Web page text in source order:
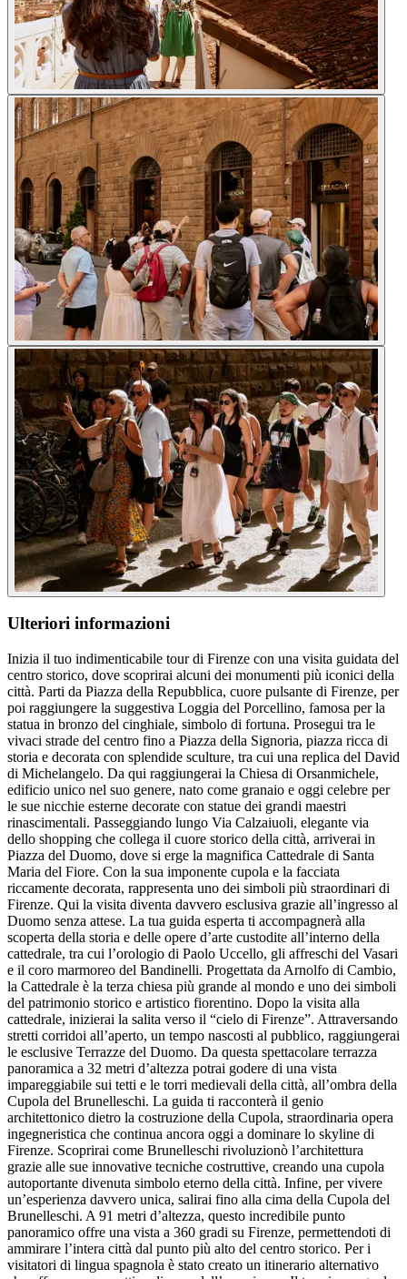
Ulteriori informazioni
Inizia il tuo indimenticabile tour di Firenze con una visita guidata del
centro storico, dove scoprirai alcuni dei monumenti più iconici della
città. Parti da Piazza della Repubblica, cuore pulsante di Firenze, per
poi raggiungere la suggestiva Loggia del Porcellino, famosa per la
statua in bronzo del cinghiale, simbolo di fortuna. Prosegui tra le
vivaci strade del centro fino a Piazza della Signoria, piazza ricca di
storia e decorata con splendide sculture, tra cui una replica del David
di Michelangelo. Da qui raggiungerai la Chiesa di Orsanmichele,
edificio unico nel suo genere, nato come granaio e oggi celebre per
le sue nicchie esterne decorate con statue dei grandi maestri
rinascimentali. Passeggiando lungo Via Calzaiuoli, elegante via
dello shopping che collega il cuore storico della città, arriverai in
Piazza del Duomo, dove si erge la magnifica Cattedrale di Santa
Maria del Fiore. Con la sua imponente cupola e la facciata
riccamente decorata, rappresenta uno dei simboli più straordinari di
Firenze. Qui la visita diventa davvero esclusiva grazie all’ingresso al
Duomo senza attese. La tua guida esperta ti accompagnerà alla
scoperta della storia e delle opere d’arte custodite all’interno della
cattedrale, tra cui l’orologio di Paolo Uccello, gli affreschi del Vasari
e il coro marmoreo del Bandinelli. Progettata da Arnolfo di Cambio,
la Cattedrale è la terza chiesa più grande al mondo e uno dei simboli
del patrimonio storico e artistico fiorentino. Dopo la visita alla
cattedrale, inizierai la salita verso il “cielo di Firenze”. Attraversando
stretti corridoi all’aperto, un tempo nascosti al pubblico, raggiungerai
le esclusive Terrazze del Duomo. Da questa spettacolare terrazza
panoramica a 32 metri d’altezza potrai godere di una vista
impareggiabile sui tetti e le torri medievali della città, all’ombra della
Cupola del Brunelleschi. La guida ti racconterà il genio
architettonico dietro la costruzione della Cupola, straordinaria opera
ingegneristica che continua ancora oggi a dominare lo skyline di
Firenze. Scoprirai come Brunelleschi rivoluzionò l’architettura
grazie alle sue innovative tecniche costruttive, creando una cupola
autoportante divenuta simbolo eterno della città. Infine, per vivere
un’esperienza davvero unica, salirai fino alla cima della Cupola del
Brunelleschi. A 91 metri d’altezza, questo incredibile punto
panoramico offre una vista a 360 gradi su Firenze, permettendoti di
ammirare l’intera città dal punto più alto del centro storico. Per i
visitatori di lingua spagnola è stato creato un itinerario alternativo